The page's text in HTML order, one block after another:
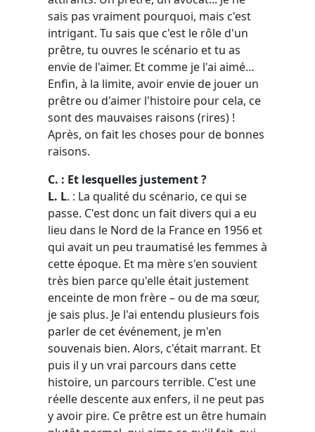
sais pas vraiment pourquoi, mais c'est
intrigant. Tu sais que c'est le rôle d'un
prêtre, tu ouvres le scénario et tu as
envie de l'aimer. Et comme je l'ai aimé…
Enfin, à la limite, avoir envie de jouer un
prêtre ou d'aimer l'histoire pour cela, ce
sont des mauvaises raisons (rires) !
Après, on fait les choses pour de bonnes
raisons.
C. : Et lesquelles justement ?
L. L. : La qualité du scénario, ce qui se
passe. C'est donc un fait divers qui a eu
lieu dans le Nord de la France en 1956 et
qui avait un peu traumatisé les femmes à
cette époque. Et ma mère s'en souvient
très bien parce qu'elle était justement
enceinte de mon frère – ou de ma sœur,
je sais plus. Je l'ai entendu plusieurs fois
parler de cet événement, je m'en
souvenais bien. Alors, c'était marrant. Et
puis il y un vrai parcours dans cette
histoire, un parcours terrible. C'est une
réelle descente aux enfers, il ne peut pas
y avoir pire. Ce prêtre est un être humain